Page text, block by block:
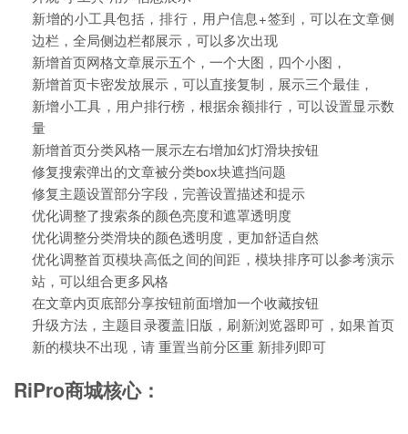
新增的小工具包括，排行，用户信息+签到，可以在文章侧
边栏，全局侧边栏都展示，可以多次出现
新增首页网格文章展示五个，一个大图，四个小图，
新增首页卡密发放展示，可以直接复制，展示三个最佳，
新增小工具，用户排行榜，根据余额排行，可以设置显示数
量
新增首页分类风格一展示左右增加幻灯滑块按钮
修复搜索弹出的文章被分类box块遮挡问题
修复主题设置部分字段，完善设置描述和提示
优化调整了搜索条的颜色亮度和遮罩透明度
优化调整分类滑块的颜色透明度，更加舒适自然
优化调整首页模块高低之间的间距，模块排序可以参考演示
站，可以组合更多风格
在文章内页底部分享按钮前面增加一个收藏按钮
升级方法，主题目录覆盖旧版，刷新浏览器即可，如果首页
新的模块不出现，请 重置当前分区重 新排列即可
RiPro商城核心：